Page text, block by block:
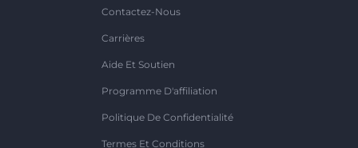
Contactez-Nous
Carrières
Aide Et Soutien
Programme D'affiliation
Politique De Confidentialité
Termes Et Conditions